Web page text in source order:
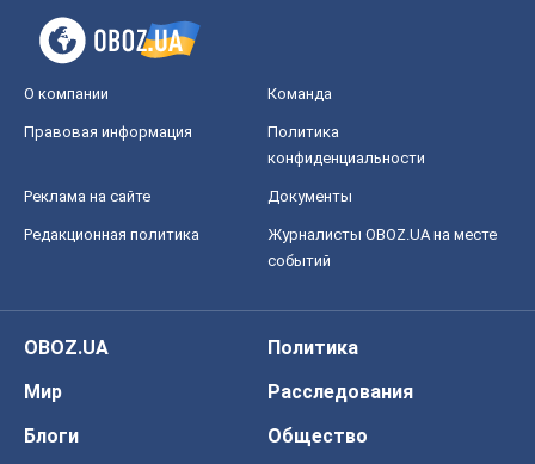
О компании Команда
Правовая информация
Политика
конфиденциальности
Реклама на сайте Документы
Редакционная политика
Журналисты OBOZ.UA на месте
событий
OBOZ.UA
Политика
Мир
Расследования
Блоги
Общество